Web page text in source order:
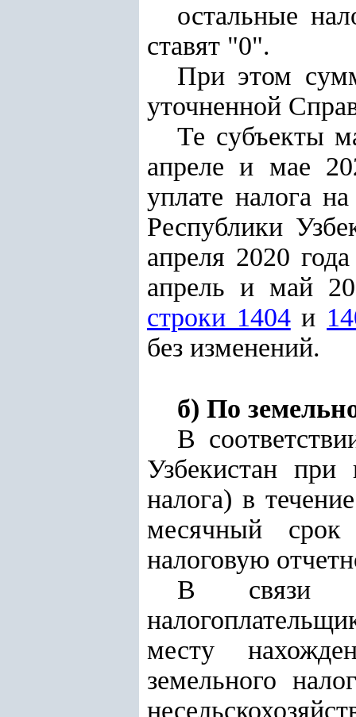
остальные
ставят "0".
При этом
уточненной
Те субъекты
апреле и мае
уплате налога
Республики
апреля 2020
апрель и май
строки 1404и
без изменений.
б) По
В
Узбекистан
налога) в
месячный срок
налоговую
В связи с
месту
земельного